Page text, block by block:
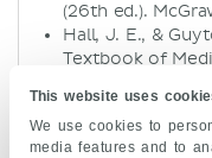
This website uses
We use cookies to
media features and to
(26th ed.).
Hall, J. E., &
Textbook of